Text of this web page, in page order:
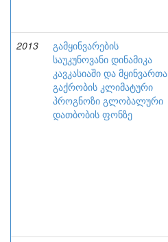
2013
გამყინვარების
საუკუნოვანი დინამიკა
კავკასიაში და მყინვართა
გაქრობის კლიმატური
პროგნოზი გლობალური
დათბობის ფონზე